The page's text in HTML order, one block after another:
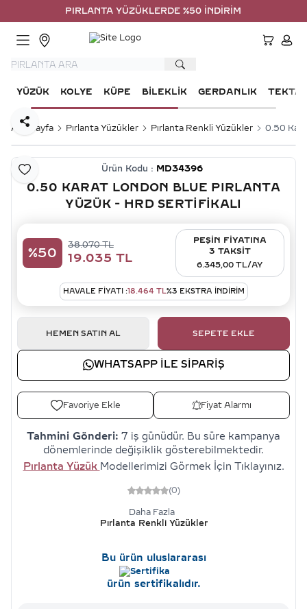
PIRLANTA YÜZÜKLERDE %50 İNDİRİM
YÜZÜK KOLYE KÜPE BILEKLIK GERDANLIK TEKTAŞ
Ana Sayfa Pırlanta Yüzükler Pırlanta Renkli Yüzükler 0.50
Favoriye Ekle
Paylaş
Ürün Kodu : MD34396
0.50 KARAT LONDON BLUE PIRLANTA
YÜZÜK - HRD SERTIFIKALI
%50
38.070TL
19.035 TL
PEŞİN FİYATINA
3 TAKSİT
6.345,00 TL/AY
HAVALE FIYATI :18.464TL%3 EKSTRA İNDİRİM
HEMEN SATIN AL SEPETE EKLE
WHATSAPP ILE SIPARIŞ
Favoriye Ekle Fiyat Alarmı
Tahmini Gönderi: 7 iş günüdür. Bu süre kampanya
dönemlerinde değişiklik gösterebilmektedir.
Pırlanta Yüzük Modellerimizi Görmek İçin Tıklayınız.
(0)
Daha Fazla
Pırlanta Renkli Yüzükler
Bu ürün uluslararası
ürün sertifikalıdır.